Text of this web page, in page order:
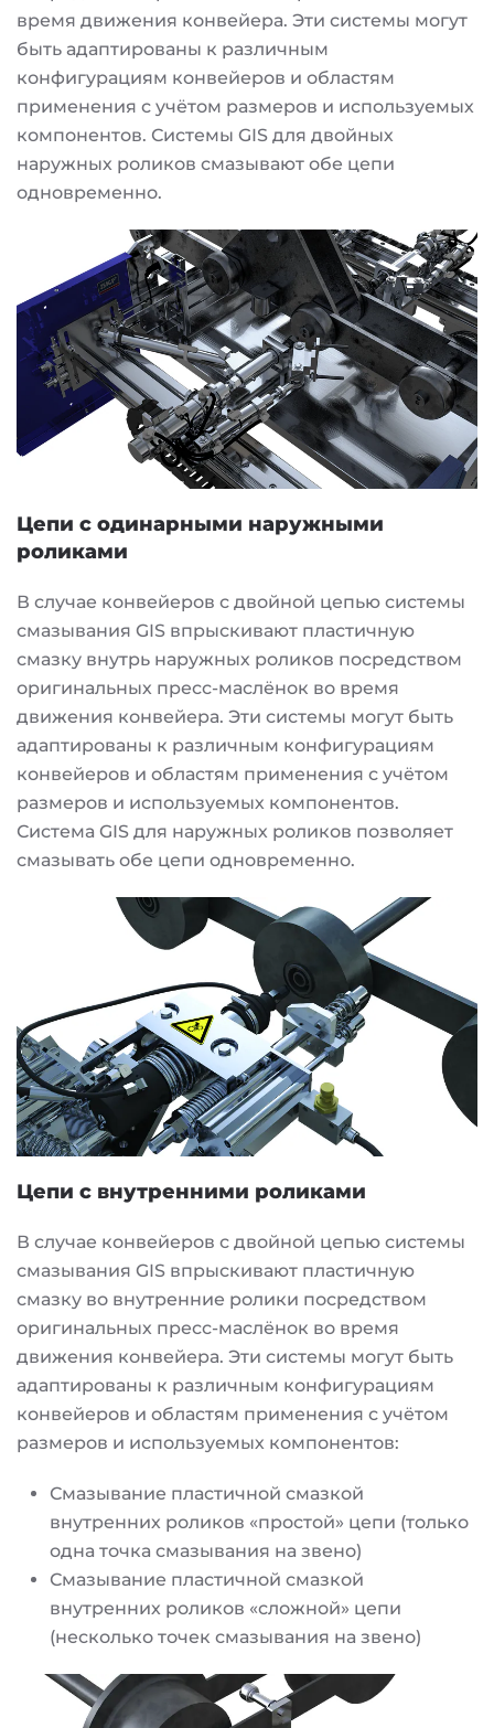
время движения конвейера. Эти системы могут
быть адаптированы к различным
конфигурациям конвейеров и областям
применения с учётом размеров и используемых
компонентов. Системы GIS для двойных
наружных роликов смазывают обе цепи
одновременно.
Цепи с одинарными наружными
роликами
В случае конвейеров с двойной цепью системы
смазывания GIS впрыскивают пластичную
смазку внутрь наружных роликов посредством
оригинальных пресс-маслёнок во время
движения конвейера. Эти системы могут быть
адаптированы к различным конфигурациям
конвейеров и областям применения с учётом
размеров и используемых компонентов.
Система GIS для наружных роликов позволяет
смазывать обе цепи одновременно.
Цепи с внутренними роликами
В случае конвейеров с двойной цепью системы
смазывания GIS впрыскивают пластичную
смазку во внутренние ролики посредством
оригинальных пресс-маслёнок во время
движения конвейера. Эти системы могут быть
адаптированы к различным конфигурациям
конвейеров и областям применения с учётом
размеров и используемых компонентов:
Смазывание пластичной смазкой
внутренних роликов «простой» цепи (только
одна точка смазывания на звено)
Смазывание пластичной смазкой
внутренних роликов «сложной» цепи
(несколько точек смазывания на звено)